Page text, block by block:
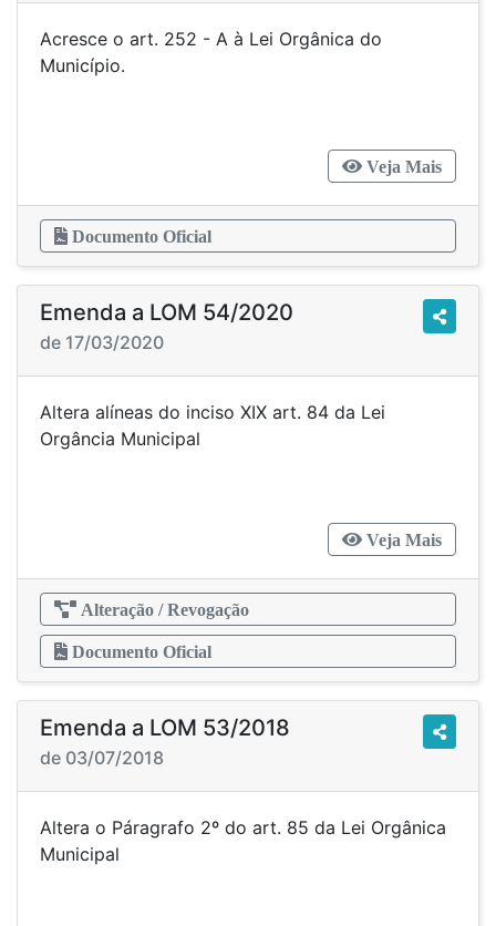
Acresce o art. 252 - A à Lei Orgânica do
Município.
Veja Mais
Documento Oficial
Emenda a LOM 54/2020
de 17/03/2020
Altera alíneas do inciso XIX art. 84 da Lei
Orgância Municipal
Veja Mais
Alteração / Revogação
Documento Oficial
Emenda a LOM 53/2018
de 03/07/2018
Altera o Páragrafo 2º do art. 85 da Lei Orgânica
Municipal